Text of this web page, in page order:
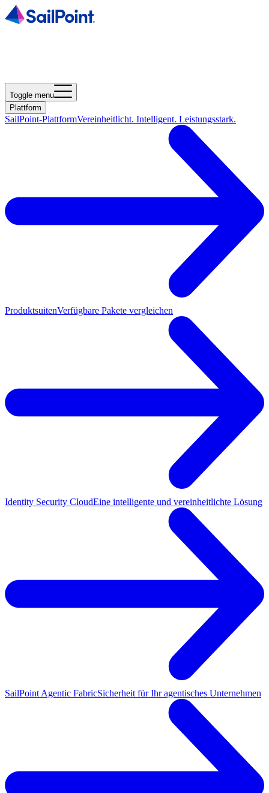
Toggle menu
Plattform
SailPoint-PlattformVereinheitlicht. Intelligent. Leistungsstark.
ProduktsuitenVerfügbare Pakete vergleichen
Identity Security CloudEine intelligente und vereinheitlichte Lösung
SailPoint Agentic FabricSicherheit für Ihr agentisches Unternehmen